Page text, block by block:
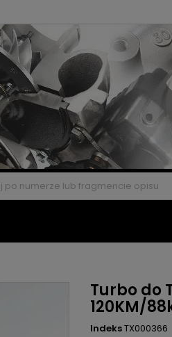
Turbo do
120KM/
IndeksTX000366